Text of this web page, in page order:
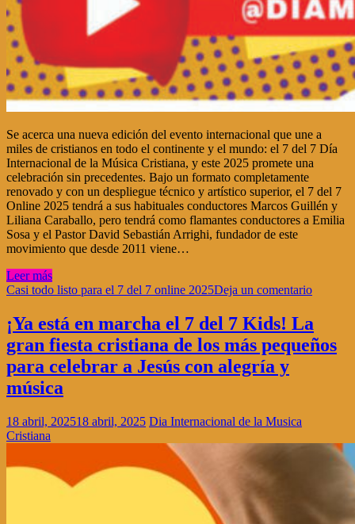
Se acerca una nueva edición del evento internacional que une a
miles de cristianos en todo el continente y el mundo: el 7 del 7 Día
Internacional de la Música Cristiana, y este 2025 promete una
celebración sin precedentes. Bajo un formato completamente
renovado y con un despliegue técnico y artístico superior, el 7 del 7
Online 2025 tendrá a sus habituales conductores Marcos Guillén y
Liliana Caraballo, pero tendrá como flamantes conductores a Emilia
Sosa y el Pastor David Sebastián Arrighi, fundador de este
movimiento que desde 2011 viene…
Leer más
Casi todo listo para el 7 del 7 online 2025Deja un comentario
¡Ya está en marcha el 7 del 7 Kids! La
gran fiesta cristiana de los más pequeños
para celebrar a Jesús con alegría y
música
18 abril, 202518 abril, 2025 Dia Internacional de la Musica
Cristiana